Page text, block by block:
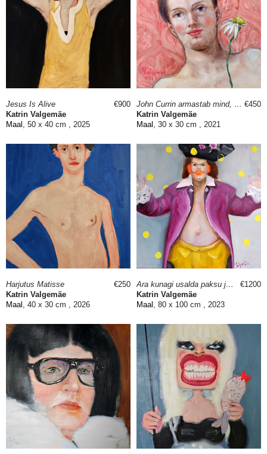
Jesus Is Alive
Katrin Valgemäe
Maal , 50 x 40 cm , 2025
€900
John Currin armastab mind, ei armasta...
Katrin Valgemäe
Maal , 30 x 30 cm , 2021
€450
Harjutus Matisse
Katrin Valgemäe
Maal , 40 x 30 cm , 2026
€250
Ära kunagi usalda paksu ja edevat piraati
Katrin Valgemäe
Maal , 80 x 100 cm , 2023
€1200